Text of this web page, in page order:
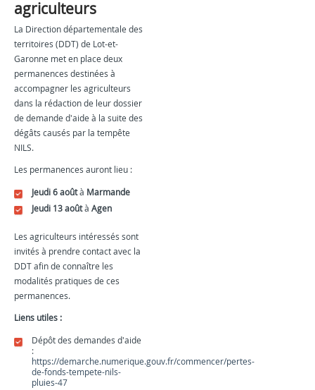
agriculteurs
La Direction départementale des
territoires (DDT) de Lot-et-
Garonne met en place deux
permanences destinées à
accompagner les agriculteurs
dans la rédaction de leur dossier
de demande d'aide à la suite des
dégâts causés par la tempête
NILS.
Les permanences auront lieu :
Jeudi 6 aoûtà Marmande
Jeudi 13 aoûtà Agen
Les agriculteurs intéressés sont
invités à prendre contact avec la
DDT afin de connaître les
modalités pratiques de ces
permanences.
Liens utiles :
Dépôt des demandes d'aide
:
https://demarche.numerique.gouv.fr/commencer/pertes-
de-fonds-tempete-nils-
pluies-47